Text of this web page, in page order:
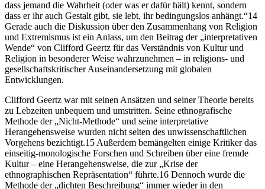
dass jemand die Wahrheit (oder was er dafür hält) kennt, sondern
dass er ihr auch Gestalt gibt, sie lebt, ihr bedingungslos anhängt.“14
Gerade auch die Diskussion über den Zusammenhang von Religion
und Extremismus ist ein Anlass, um den Beitrag der „interpretativen
Wende“ von Clifford Geertz für das Verständnis von Kultur und
Religion in besonderer Weise wahrzunehmen – in religions- und
gesellschaftskritischer Auseinandersetzung mit globalen
Entwicklungen.
Clifford Geertz war mit seinen Ansätzen und seiner Theorie bereits
zu Lebzeiten unbequem und umstritten. Seine ethnografische
Methode der „Nicht-Methode“ und seine interpretative
Herangehensweise wurden nicht selten des unwissenschaftlichen
Vorgehens bezichtigt.15 Außerdem bemängelten einige Kritiker das
einseitig-monologische Forschen und Schreiben übereine fremde
Kultur – eine Herangehensweise, die zur „Krise der
ethnographischen Repräsentation“ führte.16 Dennoch wurde die
Methode der „dichten Beschreibung“ immer wieder in den